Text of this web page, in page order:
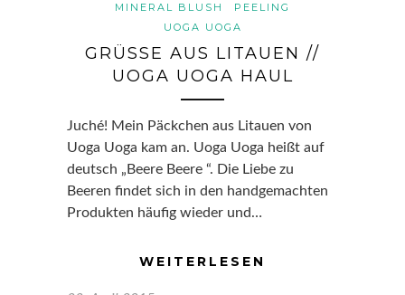
MINERAL BLUSH
PEELING
UOGA UOGA
GRÜSSE AUS LITAUEN // U
OGA UOGA HAUL
Juché! Mein Päckchen aus Litauen von
Uoga Uoga kam an. Uoga Uoga heißt auf
deutsch „Beere Beere “. Die Liebe zu
Beeren findet sich in den handgemachten
Produkten häufig wieder und…
WEITERLESEN